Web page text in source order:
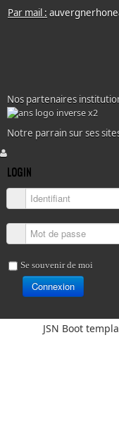
Par mail :
Nos partenaires
Notre parrain sur ses
LOGIN
Identifiant
Mot de passe
Se souvenir de moi
Connexion
JSN Boot